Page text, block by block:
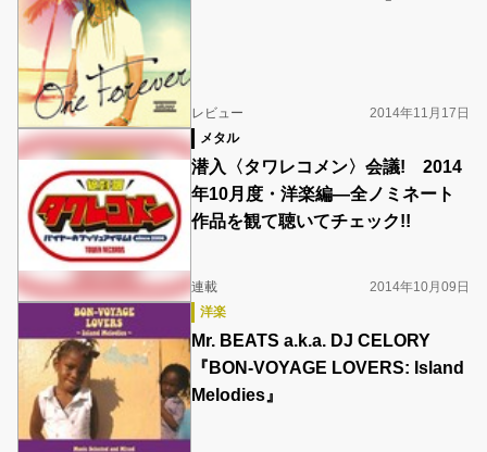
レビュー
2014年11月17日
メタル
潜入〈タワレコメン〉会議! 2014
年10月度・洋楽編―全ノミネート
作品を観て聴いてチェック!!
連載
2014年10月09日
洋楽
Mr. BEATS a.k.a. DJ CELORY
『BON-VOYAGE LOVERS: Island
Melodies』